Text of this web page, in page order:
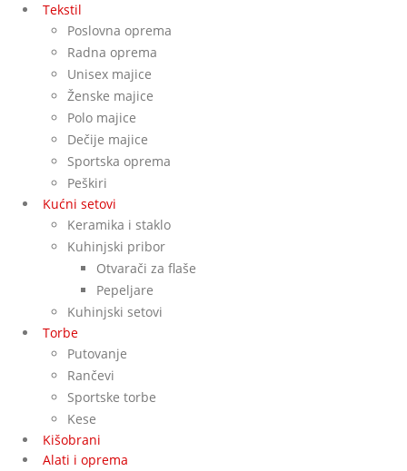
Tekstil
Poslovna oprema
Radna oprema
Unisex majice
Ženske majice
Polo majice
Dečije majice
Sportska oprema
Peškiri
Kućni setovi
Keramika i staklo
Kuhinjski pribor
Otvarači za flaše
Pepeljare
Kuhinjski setovi
Torbe
Putovanje
Rančevi
Sportske torbe
Kese
Kišobrani
Alati i oprema